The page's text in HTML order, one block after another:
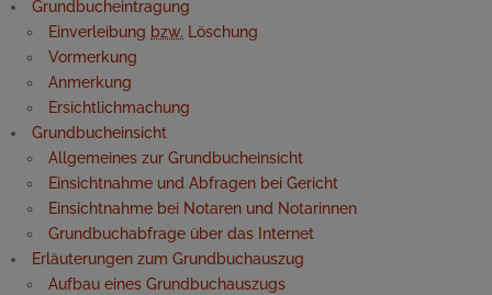
Grundbucheintragung
Einverleibung bzw. Löschung
Vormerkung
Anmerkung
Ersichtlichmachung
Grundbucheinsicht
Allgemeines zur Grundbucheinsicht
Einsichtnahme und Abfragen bei Gericht
Einsichtnahme bei Notaren und Notarinnen
Grundbuchabfrage über das Internet
Erläuterungen zum Grundbuchauszug
Aufbau eines Grundbuchauszugs